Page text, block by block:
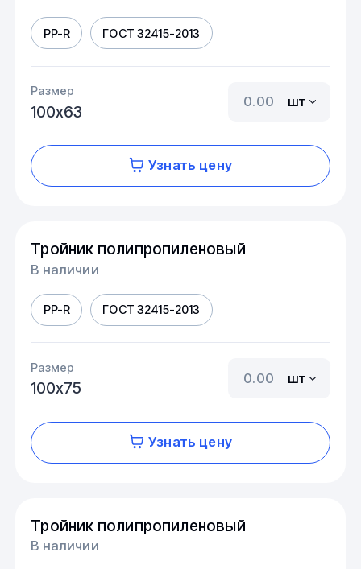
PP-R ГОСТ 32415-2013
Размер
100х63
шт
Узнать цену
Тройник полипропиленовый
В наличии
PP-R ГОСТ 32415-2013
Размер
100х75
шт
Узнать цену
Тройник полипропиленовый
В наличии